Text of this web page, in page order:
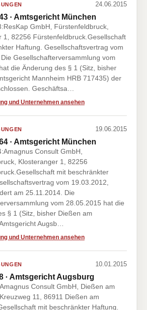
24.06.2015
· Amtsgericht München
GmbH, Fürstenfeldbruck,
1, 82256 Fürstenfeldbruck.Gesellschaft
Haftung. Gesellschaftsvertrag vom
Gesellschafterversammlung vom
die Änderung des § 1 (Sitz, bisher
Mannheim HRB 717435) der
Geschäftsa…
und Unternehmen ansehen
19.06.2015
· Amtsgericht München
Consult GmbH,
Klosteranger 1, 82256
mit beschränkter
vom 19.03.2012,
am 25.11.2014. Die
vom 28.05.2015 hat die
§ 1 (Sitz, bisher Dießen am
Augsb…
und Unternehmen ansehen
10.01.2015
· Amtsgericht Augsburg
Consult GmbH, Dießen am
11, 86911 Dießen am
mit beschränkter Haftung.